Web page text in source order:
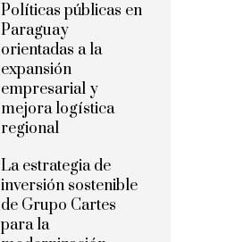
Políticas públicas en
Paraguay
orientadas a la
expansión
empresarial y
mejora logística
regional
La estrategia de
inversión sostenible
de Grupo Cartes
para la